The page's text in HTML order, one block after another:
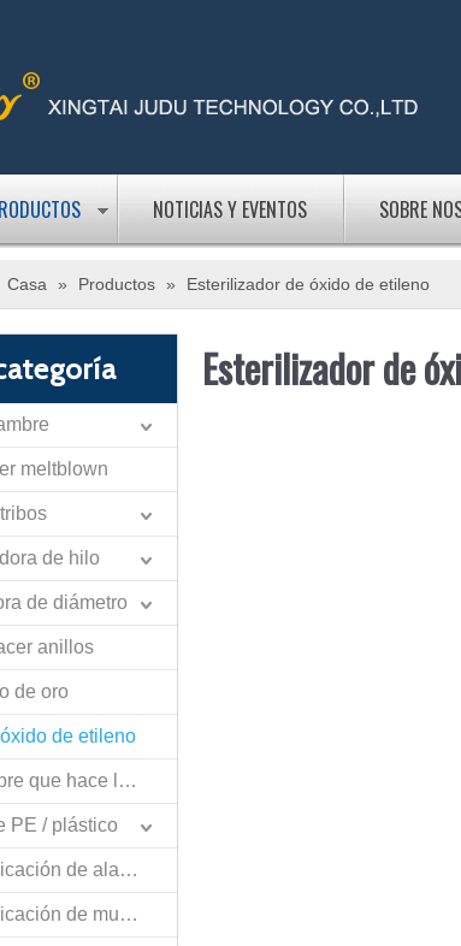
NOTICIAS Y EVENTOS SOBRE
Casa » Productos » Esterilizador de óxido de etileno
meltblown
de hilo
de diámetro
anillos
de oro
de etileno
Hebilla de alambre que hace la máquina
PE / plástico
máquina de fabricación de alambre de nariz
máquina de fabricación de muelles
Esterilizador de